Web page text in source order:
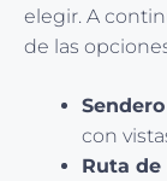
elegir. A
de las
con
Ruta de